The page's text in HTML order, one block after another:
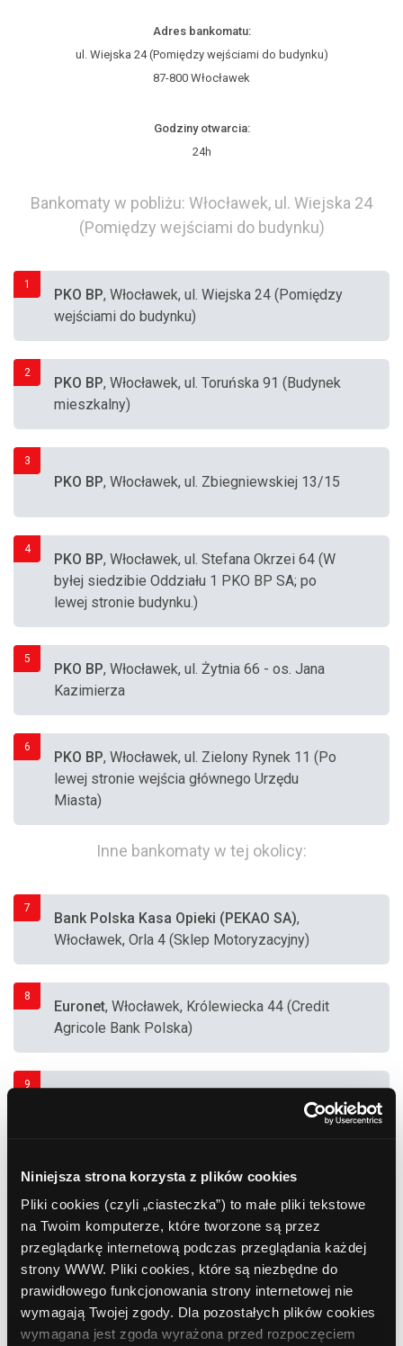
Niniejsza strona korzysta z plików cookies
Pliki cookies (czyli „ciasteczka”) to małe pliki tekstowe
na Twoim komputerze, które tworzone są przez
przeglądarkę internetową podczas przeglądania każdej
strony WWW. Pliki cookies, które są niezbędne do
prawidłowego funkcjonowania strony internetowej nie
wymagają Twojej zgody. Dla pozostałych plików cookies
wymagana jest zgoda wyrażona przed rozpoczęciem
Adres bankomatu:
ul. Wiejska 24 (Pomiędzy wejściami do budynku)
87-800 Włocławek
Godziny otwarcia:
24h
Bankomaty w pobliżu: Włocławek, ul. Wiejska 24
(Pomiędzy wejściami do budynku)
1
PKO BP, Włocławek, ul. Wiejska 24 (Pomiędzy
wejściami do budynku)
2
PKO BP, Włocławek, ul. Toruńska 91 (Budynek
mieszkalny)
3
PKO BP, Włocławek, ul. Zbiegniewskiej 13/15
4
PKO BP, Włocławek, ul. Stefana Okrzei 64 (W
byłej siedzibie Oddziału 1 PKO BP SA; po
lewej stronie budynku.)
5
PKO BP, Włocławek, ul. Żytnia 66 - os. Jana
Kazimierza
6
PKO BP, Włocławek, ul. Zielony Rynek 11 (Po
lewej stronie wejścia głównego Urzędu
Miasta)
Inne bankomaty w tej okolicy:
7
Bank Polska Kasa Opieki (PEKAO SA),
Włocławek, Orla 4 (Sklep Motoryzacyjny)
8
Euronet, Włocławek, Królewiecka 44 (Credit
Agricole Bank Polska)
9
, Włocławek, Kościuszki 18-20
10
Bank Zachodni WBK , Włocławek, Kruszyńska
17-27 (Supermarket "Tesco")
Bank Millennium S.A., Włocławek, Promienna
5 (Sklep)